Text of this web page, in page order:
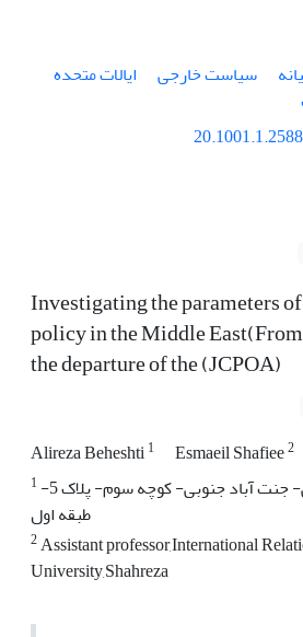
سیاست خارجی
ایالات متحده
Investigating the parameters
policy in the Middle
the departure of the (JCPOA)
Alireza Beheshti1 Esmaeil Shafiee2
1
طبقه اول
2Assistant professor,International
University,Shahreza